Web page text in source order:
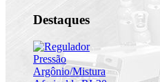
Destaques